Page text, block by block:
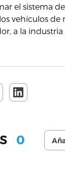
el sistema
vehículos de
a la industria
0